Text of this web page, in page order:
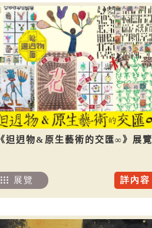
《𨑨迌物&原生藝術的交匯∞》展覽
詳內容
展覽